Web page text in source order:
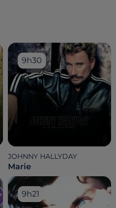
9h30
9h30
JOHNNY HALLYDAY
Marie
9h21
9h21